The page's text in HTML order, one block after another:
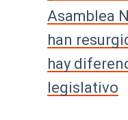
Asamblea
han
hay
legislativo